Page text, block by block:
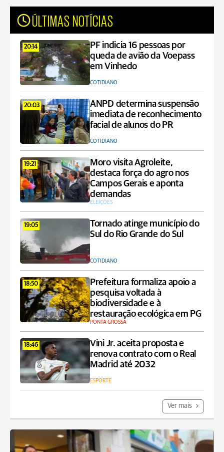
ÚLTIMAS NOTÍCIAS
20:14
PF indicia 16 pessoas por
queda de avião da Voepass
em Vinhedo
COTIDIANO
20:03
ANPD determina suspensão
imediata de reconhecimento
facial de alunos do PR
COTIDIANO
19:21
Moro visita Agroleite,
destaca força do agro nos
Campos Gerais e aponta
demandas
ELEIÇÕES
19:05
Tornado atinge município do
Sul do Rio Grande do Sul
COTIDIANO
18:50
Prefeitura formaliza apoio a
pesquisa voltada à
biodiversidade e à
restauração ecológica em PG
PONTA GROSSA
18:46
Vini Jr. aceita proposta e
renova contrato com o Real
Madrid até 2032
ESPORTE
Ver mais